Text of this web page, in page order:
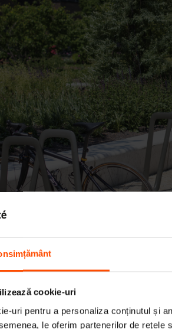
cookie-uri
uri pentru a personaliza conținutul și
le oferim partenerilor de
al standului Elk